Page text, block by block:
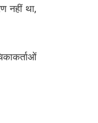
नहीं था,